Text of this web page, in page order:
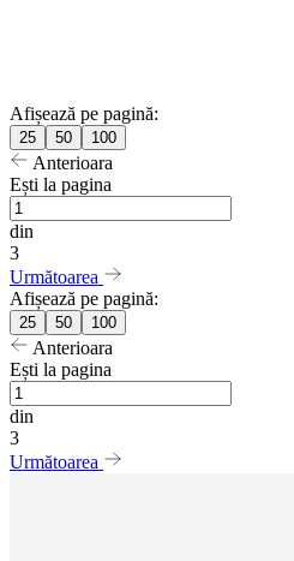
Afișează pe pagină:
25 50 100
Anterioara
Ești la pagina
din
3
Următoarea
Afișează pe pagină:
25 50 100
Anterioara
Ești la pagina
din
3
Următoarea